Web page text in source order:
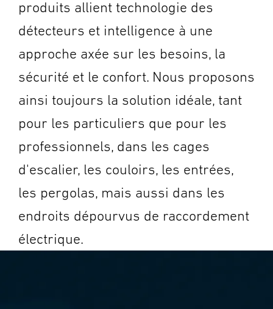
produits allient technologie des
détecteurs et intelligence à une
approche axée sur les besoins, la
sécurité et le confort. Nous proposons
ainsi toujours la solution idéale, tant
pour les particuliers que pour les
professionnels, dans les cages
d'escalier, les couloirs, les entrées,
les pergolas, mais aussi dans les
endroits dépourvus de raccordement
électrique.